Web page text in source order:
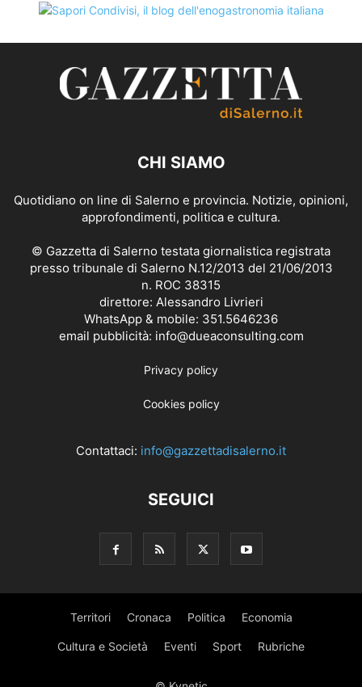
CHI SIAMO
Quotidiano on line di Salerno e provincia. Notizie, opinioni,
approfondimenti, politica e cultura.
© Gazzetta di Salerno testata giornalistica registrata
presso tribunale di Salerno N.12/2013 del 21/06/2013
n. ROC 38315
direttore: Alessandro Livrieri
WhatsApp & mobile: 351.5646236
email pubblicità: info@dueaconsulting.com
Privacy policy
Cookies policy
Contattaci: info@gazzettadisalerno.it
SEGUICI
Territori Cronaca Politica Economia
Cultura e Società Eventi Sport Rubriche